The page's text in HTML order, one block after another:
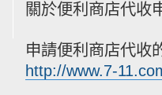
關於便利商店代收
申請便利商店代收
http://www.7-